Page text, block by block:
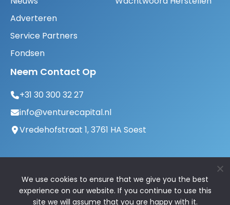
Adverteren
Service Partners
Fondsen
Neem Contact Op
+31 30 300 32 27
info@venturecapital.nl
Vredehofstraat 1, 3761 HA Soest
We use cookies to ensure that we give you the best
experience on our website. If you continue to use this
site we will assume that you are happy with it.